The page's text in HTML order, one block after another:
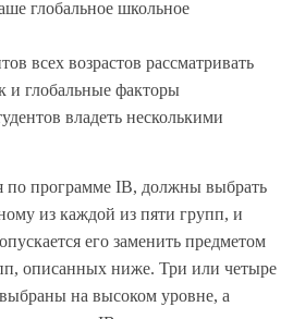
глобальное школьное
всех возрастов рассматривать
и глобальные факторы
владеть несколькими
по программе IB, должны выбрать
из каждой из пяти групп, и
его заменить предметом
описанных ниже. Три или четыре
на высоком уровне, а